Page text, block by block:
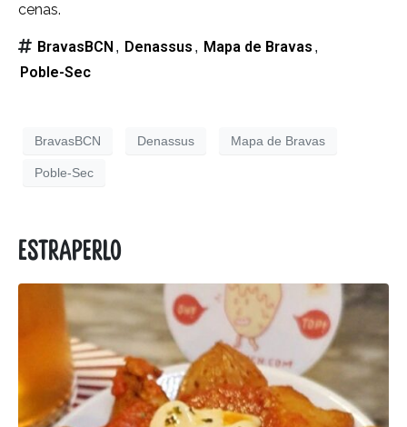
cenas.
BravasBCN , Denassus , Mapa de Bravas ,
Poble-Sec
BravasBCN Denassus Mapa de Bravas
Poble-Sec
Estraperlo